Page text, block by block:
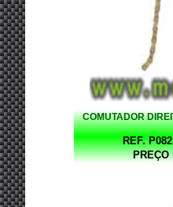
COMUTADOR
REF.
PREÇO